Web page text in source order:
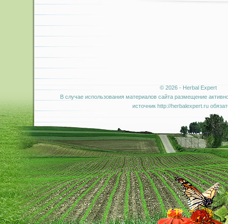
© 2026 - Herbal Expert
В случае использования материалов сайта размещение
источник http://herbalexpert.ru